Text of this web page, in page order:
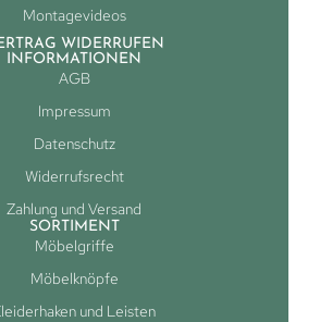
Montagevideos
WIDERRUFEN
INFORMATIONEN
AGB
Impressum
Datenschutz
Widerrufsrecht
Zahlung und Versand
SORTIMENT
Möbelgriffe
Möbelknöpfe
und Leisten